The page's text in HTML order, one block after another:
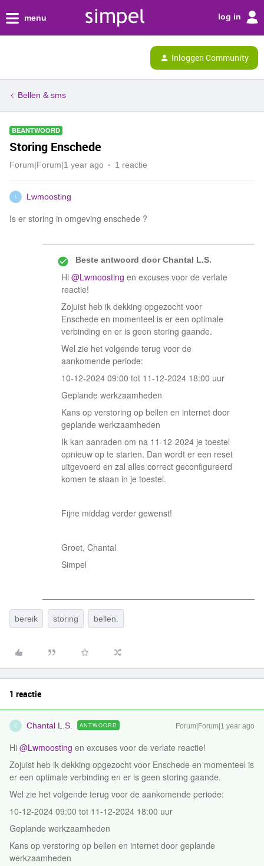
menu log in
Inloggen Community
Bellen & sms
BEANTWOORD
Storing Enschede
Forum|Forum|1 year ago 1 reactie
L Lwmoosting
Is er storing in omgeving enschede ?
Beste antwoord doorChantal L.S.
Hi ​ @Lwmoosting en excuses voor de verlate
reactie!
Zojuist heb ik dekking opgezocht voor
Enschede en momenteel is er een optimale
verbinding en er is geen storing gaande.
Wel zie het volgende terug voor de
aankomende periode:
10-12-2024 09:00 tot 11-12-2024 18:00 uur
Geplande werkzaamheden
Kans op verstoring op bellen en internet door
geplande werkzaamheden
Ik kan aanraden om na 11-12-2024 je toestel
opnieuw op te starten. Dan wordt er een reset
uitgevoerd en zal alles correct geconfigureerd
komen te staan in je toestel.
Fijne middag verder gewenst!
Groet, Chantal
Simpel
bereik storing bellen.
1 reactie
C Chantal L.S. ANTWOORD Forum|Forum|1 year ago
Hi ​ @Lwmoosting en excuses voor de verlate reactie!
Zojuist heb ik dekking opgezocht voor Enschede en momenteel is
er een optimale verbinding en er is geen storing gaande.
Wel zie het volgende terug voor de aankomende periode:
10-12-2024 09:00 tot 11-12-2024 18:00 uur
Geplande werkzaamheden
Kans op verstoring op bellen en internet door geplande
werkzaamheden